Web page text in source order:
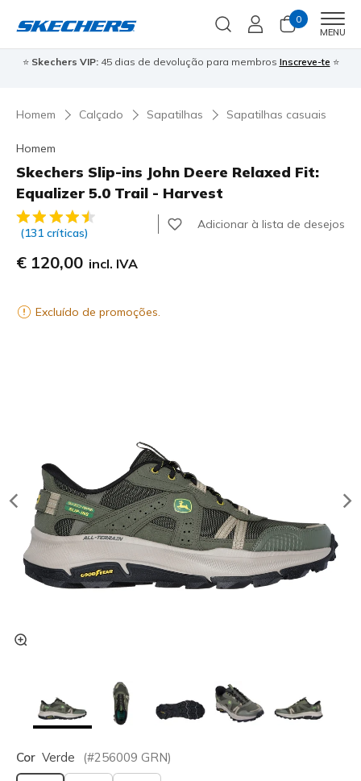
0
MENU
⭐ Skechers VIP:45 dias de devolução para membros Inscreve-te ⭐
Homem Calçado Sapatilhas Sapatilhas casuais
Homem
Skechers Slip-ins John Deere Relaxed Fit:
Equalizer 5.0 Trail - Harvest
3$7 de 5 – Classificação do cliente
(131 críticas)
Adicionar à lista de desejos
€ 120,00 incl. IVA
Excluído de promoções.
Cor Verde (#256009 GRN)